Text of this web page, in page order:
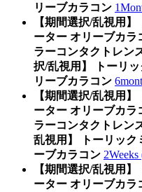
リーブカラコン
【期間選択/乱視用
ーター オリーブカラ
ラーコンタクトレン
択/乱視用】 トーリ
リーブカラコン
【期間選択/乱視用
ーター オリーブカラ
ラーコンタクトレン
乱視用】 トーリック
ーブカラコン
【期間選択/乱視用
ーター オリーブカラ